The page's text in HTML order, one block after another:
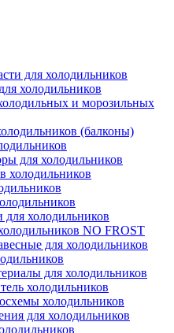
для холодильников
холодильников
и морозильных
(балконы)
для холодильников
холодильников
холодильников
NO FROST
для холодильников
для холодильников
холодильников
холодильников
для холодильников